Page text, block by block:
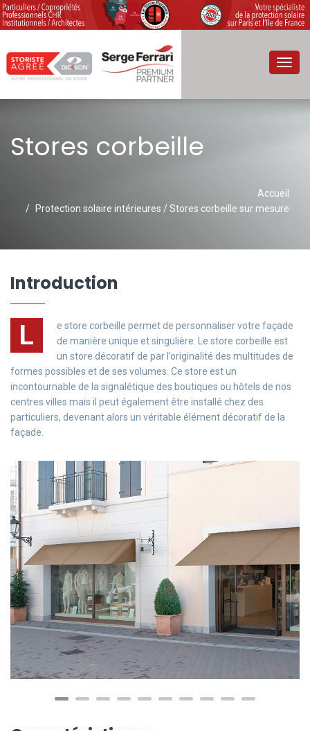
Stores corbeille
Accueil
Protection solaire intérieures / Stores corbeille sur mesure
Introduction
L
e store corbeille permet de personnaliser votre façade
de manière unique et singulière. Le store corbeille est
un store décoratif de par l’originalité des multitudes de
formes possibles et de ses volumes. Ce store est un
incontournable de la signalétique des boutiques ou hôtels de nos
centres villes mais il peut également être installé chez des
particuliers, devenant alors un véritable élément décoratif de la
façade.